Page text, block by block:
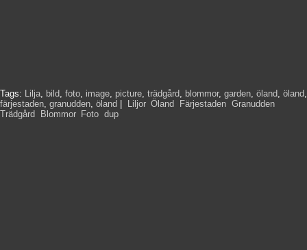
Tags: Lilja, bild, foto, image, picture, trädgård, blommor, garden, öland, öland,
färjestaden, granudden, öland Liljor, Öland Färjestaden Granudden
Trädgård
Blommor, Foto dup